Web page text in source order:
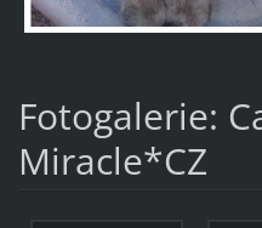
Fotogalerie:
Miracle*CZ